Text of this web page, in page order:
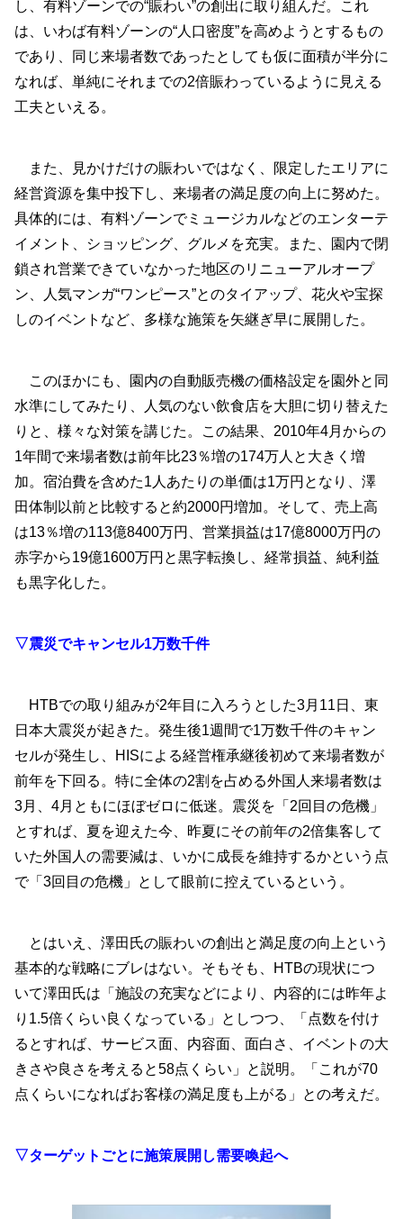
し、有料ゾーンでの“賑わい”の創出に取り組んだ。これ
は、いわば有料ゾーンの“人口密度”を高めようとするもの
であり、同じ来場者数であったとしても仮に面積が半分に
なれば、単純にそれまでの2倍賑わっているように見える
工夫といえる。
また、見かけだけの賑わいではなく、限定したエリアに
経営資源を集中投下し、来場者の満足度の向上に努めた。
具体的には、有料ゾーンでミュージカルなどのエンターテ
イメント、ショッピング、グルメを充実。また、園内で閉
鎖され営業できていなかった地区のリニューアルオープ
ン、人気マンガ“ワンピース”とのタイアップ、花火や宝探
しのイベントなど、多様な施策を矢継ぎ早に展開した。
このほかにも、園内の自動販売機の価格設定を園外と同
水準にしてみたり、人気のない飲食店を大胆に切り替えた
りと、様々な対策を講じた。この結果、2010年4月からの
1年間で来場者数は前年比23％増の174万人と大きく増
加。宿泊費を含めた1人あたりの単価は1万円となり、澤
田体制以前と比較すると約2000円増加。そして、売上高
は13％増の113億8400万円、営業損益は17億8000万円の
赤字から19億1600万円と黒字転換し、経常損益、純利益
も黒字化した。
▽震災でキャンセル1万数千件
HTBでの取り組みが2年目に入ろうとした3月11日、東
日本大震災が起きた。発生後1週間で1万数千件のキャン
セルが発生し、HISによる経営権承継後初めて来場者数が
前年を下回る。特に全体の2割を占める外国人来場者数は
3月、4月ともにほぼゼロに低迷。震災を「2回目の危機」
とすれば、夏を迎えた今、昨夏にその前年の2倍集客して
いた外国人の需要減は、いかに成長を維持するかという点
で「3回目の危機」として眼前に控えているという。
とはいえ、澤田氏の賑わいの創出と満足度の向上という
基本的な戦略にブレはない。そもそも、HTBの現状につ
いて澤田氏は「施設の充実などにより、内容的には昨年よ
り1.5倍くらい良くなっている」としつつ、「点数を付け
るとすれば、サービス面、内容面、面白さ、イベントの大
きさや良さを考えると58点くらい」と説明。「これが70
点くらいになればお客様の満足度も上がる」との考えだ。
▽ターゲットごとに施策展開し需要喚起へ